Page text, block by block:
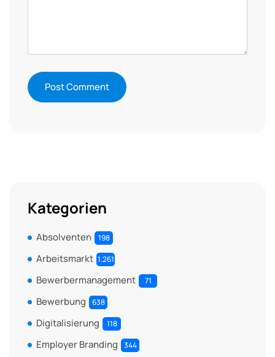
Kategorien
Absolventen 198
Arbeitsmarkt 1.261
Bewerbermanagement 71
Bewerbung 638
Digitalisierung 118
Employer Branding 344